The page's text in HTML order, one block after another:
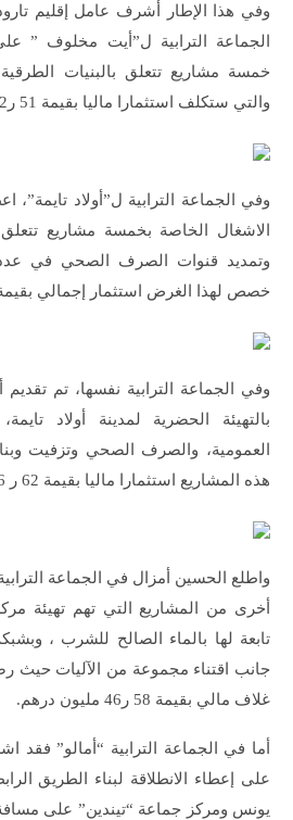
وفي هذا الإطار أشرف عامل إقليم
الجماعة الترابية ل”أيت مخلوف ” على
خمسة مشاريع تتعلق بالبنيات
والتي ستكلف استثمارا ماليا بقيمة 51 ر22 مليون درهم.
وفي الجماعة الترابية ل”أولاد تايمة”،
الاشغال الخاصة بخمسة مشاريع
وتمديد قنوات الصرف الصحي في
خصص لهذا الغرض استثمار إجمالي بقيمة 76 ر54 مليون
وفي الجماعة الترابية نفسها، تم
بالتهيئة الحضرية لمدينة أولاد
العمومية، والصرف الصحي وتزفيت
هذه المشاريع استثمارا ماليا بقيمة 62 ر 26 مليون درهم.
واطلع الحسين أمزال في الجماعة
أخرى من المشاريع التي تهم تهيئة
تابعة لها بالماء الصالح للشرب ،
جانب اقتناء مجموعة من الآليات حيث
غلاف مالي بقيمة 58 ر46 مليون درهم.
أما في الجماعة الترابية “أمالو” فقد
على إعطاء الانطلاقة لبناء الطريق